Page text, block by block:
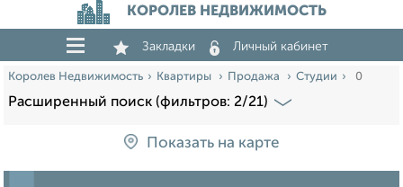
КОРОЛЕВ НЕДВИЖИМОСТЬ
Закладки Личный кабинет
Королев Недвижимость Квартиры Продажа Студии 0
Расширенный поиск (фильтров: 2/21)
Показать на карте